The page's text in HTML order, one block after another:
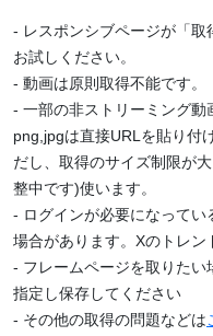
- レスポンシブページが「取
お試しください。
- 動画は原則取得不能です。
- 一部の非ストリーミング
png,jpgは直接URLを貼り付
だし、取得のサイズ制限が
整中です)使います。
- ログインが必要になって
場合があります。Xのトレン
- フレームページを取りたい
指定し保存してください
- その他の取得の問題などは